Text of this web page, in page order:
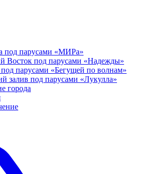
под парусами «МИРа»
Восток под парусами «Надежды»
парусами «Бегущей по волнам»
залив под парусами «Лукулла»
города